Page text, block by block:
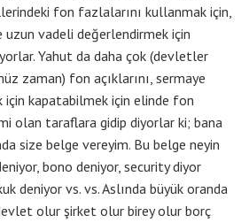
fon fazlalarını kullanmak için,
uzun vadeli değerlendirmek için
Yahut da daha çok (devletler
zaman) fon açıklarını, sermaye
için kapatabilmek için elinde fon
olan taraflara gidip diyorlar ki; bana
size belge vereyim. Bu belge neyin
bono deniyor, security diyor
deniyor vs. vs. Aslında büyük oranda
olur şirket olur birey olur borç